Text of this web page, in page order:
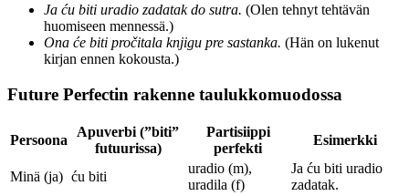
Ja ću biti uradio zadatak do sutra. (Olen tehnyt tehtävän
huomiseen mennessä.)
Ona će biti pročitala knjigu pre sastanka. (Hän on lukenut
kirjan ennen kokousta.)
Future Perfectin rakenne taulukkomuodossa
Persoona
Apuverbi (”biti”
futuurissa)
Partisiippi
perfekti
Esimerkki
Minä (ja) ću biti
uradio (m),
uradila (f)
Ja ću biti uradio
zadatak.